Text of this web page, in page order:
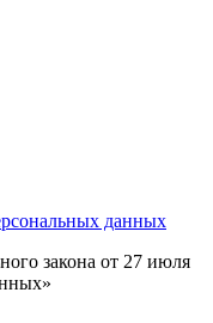
данных
закона от 27 июля